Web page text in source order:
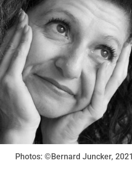
Photos: ©Bernard Juncker, 2021